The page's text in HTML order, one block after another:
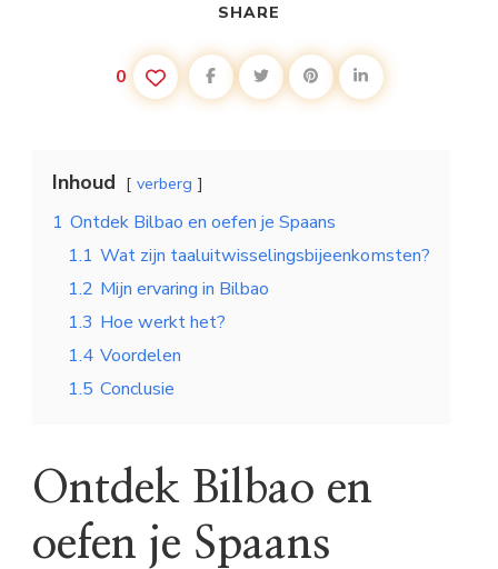
SHARE
0
Inhoud verberg
1 Ontdek Bilbao en oefen je Spaans
1.1 Wat zijn taaluitwisselingsbijeenkomsten?
1.2 Mijn ervaring in Bilbao
1.3 Hoe werkt het?
1.4 Voordelen
1.5 Conclusie
Ontdek Bilbao en
oefen je Spaans